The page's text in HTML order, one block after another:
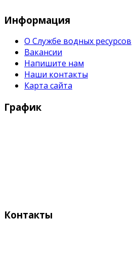
Информация
О Службе водных ресурсов
Вакансии
Напишите нам
Наши контакты
Карта сайта
График
Контакты